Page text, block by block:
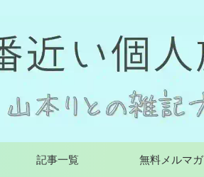
記事一覧 無料メルマガ